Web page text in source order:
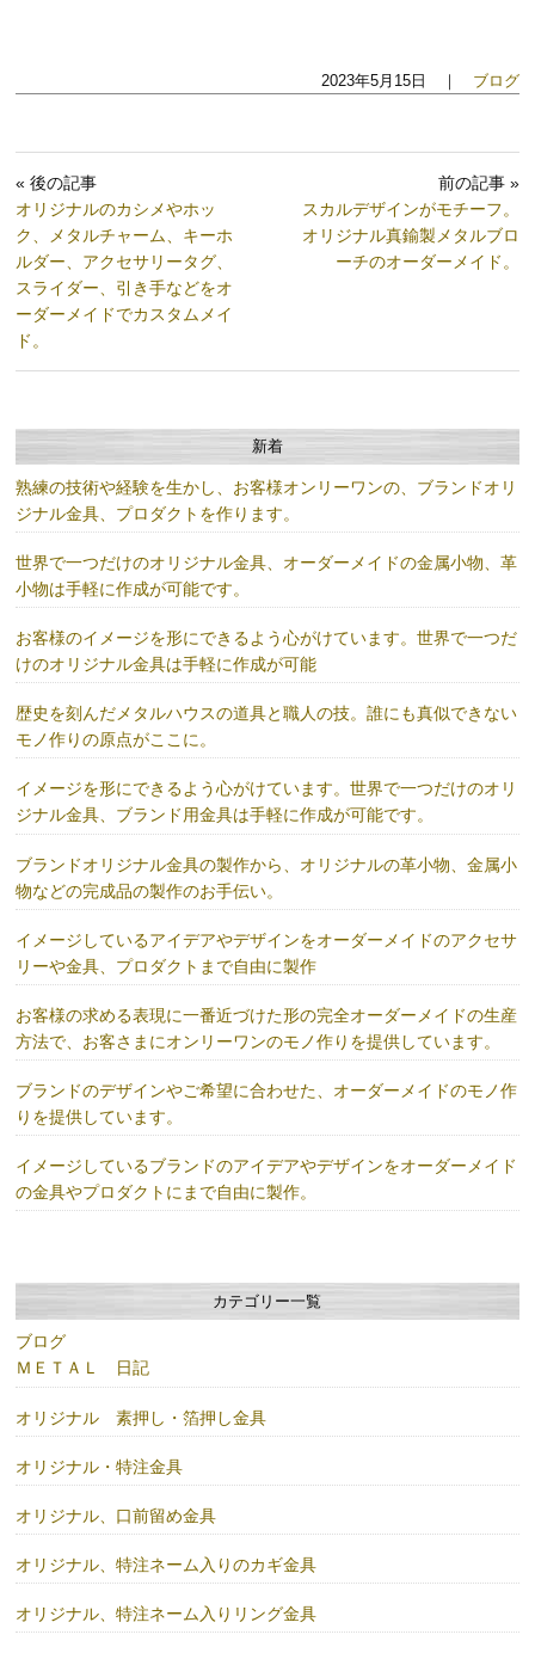
2023年5月15日 ｜ ブログ
« 後の記事
オリジナルのカシメやホッ
ク、メタルチャーム、キーホ
ルダー、アクセサリータグ、
スライダー、引き手などをオ
ーダーメイドでカスタムメイ
ド。
前の記事 »
スカルデザインがモチーフ。
オリジナル真鍮製メタルブロ
ーチのオーダーメイド。
新着
熟練の技術や経験を生かし、お客様オンリーワンの、ブランドオリ
ジナル金具、プロダクトを作ります。
世界で一つだけのオリジナル金具、オーダーメイドの金属小物、革
小物は手軽に作成が可能です。
お客様のイメージを形にできるよう心がけています。世界で一つだ
けのオリジナル金具は手軽に作成が可能
歴史を刻んだメタルハウスの道具と職人の技。誰にも真似できない
モノ作りの原点がここに。
イメージを形にできるよう心がけています。世界で一つだけのオリ
ジナル金具、ブランド用金具は手軽に作成が可能です。
ブランドオリジナル金具の製作から、オリジナルの革小物、金属小
物などの完成品の製作のお手伝い。
イメージしているアイデアやデザインをオーダーメイドのアクセサ
リーや金具、プロダクトまで自由に製作
お客様の求める表現に一番近づけた形の完全オーダーメイドの生産
方法で、お客さまにオンリーワンのモノ作りを提供しています。
ブランドのデザインやご希望に合わせた、オーダーメイドのモノ作
りを提供しています。
イメージしているブランドのアイデアやデザインをオーダーメイド
の金具やプロダクトにまで自由に製作。
カテゴリー一覧
ブログ
ＭＥＴＡＬ 日記
オリジナル 素押し・箔押し金具
オリジナル・特注金具
オリジナル、口前留め金具
オリジナル、特注ネーム入りのカギ金具
オリジナル、特注ネーム入りリング金具